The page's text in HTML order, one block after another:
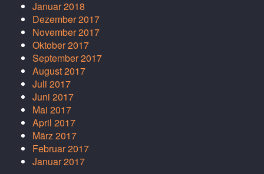
Januar 2018
Dezember 2017
November 2017
Oktober 2017
September 2017
August 2017
Juli 2017
Juni 2017
Mai 2017
April 2017
März 2017
Februar 2017
Januar 2017